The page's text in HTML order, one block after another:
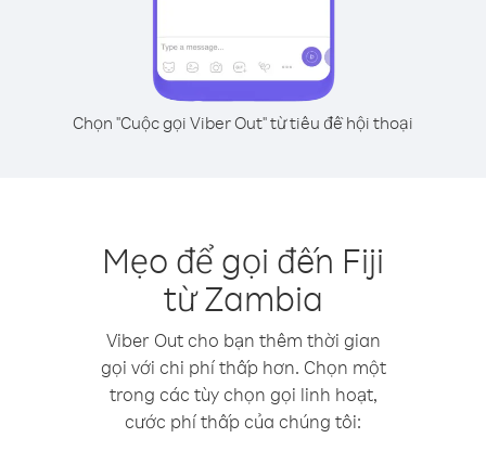
Chọn "Cuộc gọi Viber Out" từ tiêu đề hội thoại
Mẹo để gọi đến Fiji
từ Zambia
Viber Out cho bạn thêm thời gian
gọi với chi phí thấp hơn. Chọn một
trong các tùy chọn gọi linh hoạt,
cước phí thấp của chúng tôi: